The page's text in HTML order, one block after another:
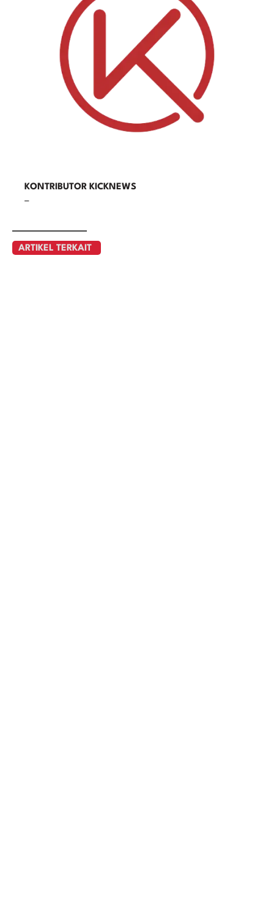
KONTRIBUTOR KICKNEWS
–
ARTIKEL TERKAIT